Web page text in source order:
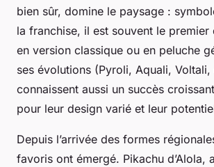
bien sûr, domine le paysage :
la franchise, il est souvent le
en version classique ou en peluche
ses évolutions (Pyroli, Aquali, Voltali,
connaissent aussi un succès
pour leur design varié et leur
Depuis l’arrivée des formes
favoris ont émergé. Pikachu d’Alola,